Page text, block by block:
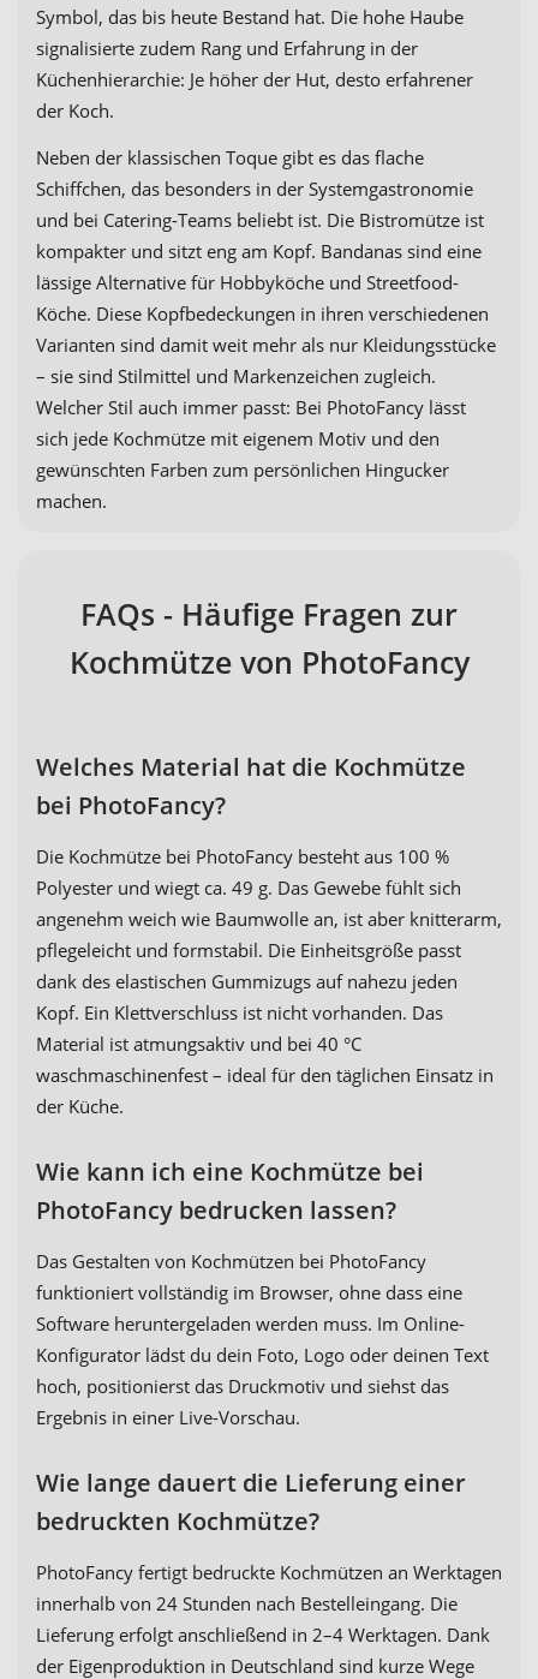
Symbol, das bis heute Bestand hat. Die hohe Haube
signalisierte zudem Rang und Erfahrung in der
Küchenhierarchie: Je höher der Hut, desto erfahrener
der Koch.
Neben der klassischen Toque gibt es das flache
Schiffchen, das besonders in der Systemgastronomie
und bei Catering-Teams beliebt ist. Die Bistromütze ist
kompakter und sitzt eng am Kopf. Bandanas sind eine
lässige Alternative für Hobbyköche und Streetfood-
Köche. Diese Kopfbedeckungen in ihren verschiedenen
Varianten sind damit weit mehr als nur Kleidungsstücke
– sie sind Stilmittel und Markenzeichen zugleich.
Welcher Stil auch immer passt: Bei PhotoFancy lässt
sich jede Kochmütze mit eigenem Motiv und den
gewünschten Farben zum persönlichen Hingucker
machen.
FAQs - Häufige Fragen zur
Kochmütze von PhotoFancy
Welches Material hat die Kochmütze
bei PhotoFancy?
Die Kochmütze bei PhotoFancy besteht aus 100 %
Polyester und wiegt ca. 49 g. Das Gewebe fühlt sich
angenehm weich wie Baumwolle an, ist aber knitterarm,
pflegeleicht und formstabil. Die Einheitsgröße passt
dank des elastischen Gummizugs auf nahezu jeden
Kopf. Ein Klettverschluss ist nicht vorhanden. Das
Material ist atmungsaktiv und bei 40 °C
waschmaschinenfest – ideal für den täglichen Einsatz in
der Küche.
Wie kann ich eine Kochmütze bei
PhotoFancy bedrucken lassen?
Das Gestalten von Kochmützen bei PhotoFancy
funktioniert vollständig im Browser, ohne dass eine
Software heruntergeladen werden muss. Im Online-
Konfigurator lädst du dein Foto, Logo oder deinen Text
hoch, positionierst das Druckmotiv und siehst das
Ergebnis in einer Live-Vorschau.
Wie lange dauert die Lieferung einer
bedruckten Kochmütze?
PhotoFancy fertigt bedruckte Kochmützen an Werktagen
innerhalb von 24 Stunden nach Bestelleingang. Die
Lieferung erfolgt anschließend in 2–4 Werktagen. Dank
der Eigenproduktion in Deutschland sind kurze Wege